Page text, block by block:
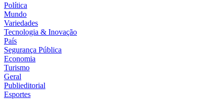
Política
Mundo
Variedades
Tecnologia & Inovação
País
Segurança Pública
Economia
Turismo
Geral
Publieditorial
Esportes